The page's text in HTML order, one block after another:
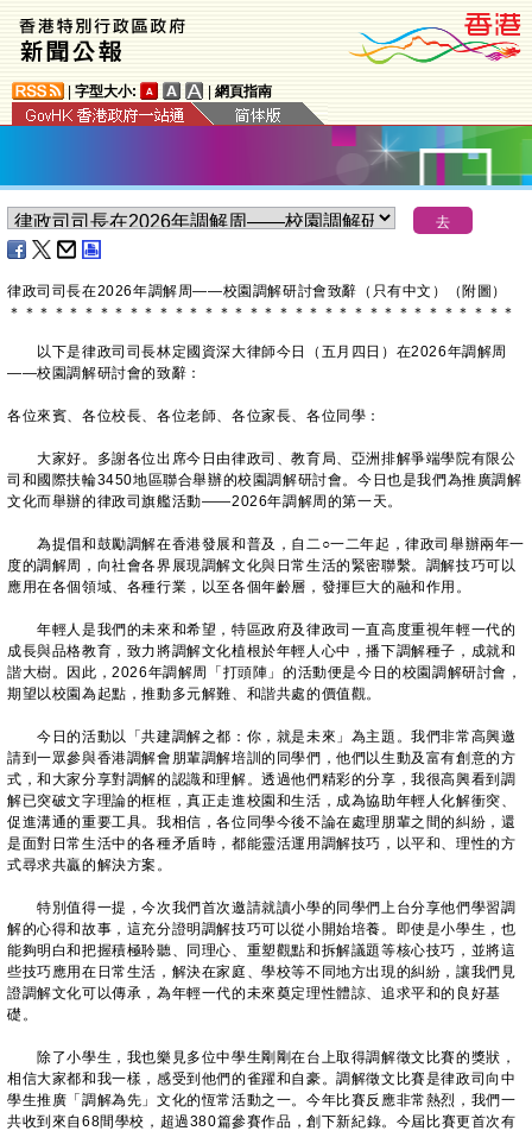
字型大小: 網頁指南
​律政司司長在2026年調解周——校園調解研討會致辭（只有中文）（附圖）
＊ ＊ ＊ ＊ ＊ ＊ ＊ ＊ ＊ ＊ ＊ ＊ ＊ ＊ ＊ ＊ ＊ ＊ ＊ ＊ ＊ ＊ ＊ ＊ ＊ ＊ ＊ ＊ ＊ ＊ ＊ ＊ ＊ ＊
以下是律政司司長林定國資深大律師今日（五月四日）在2026年調解周
——校園調解研討會的致辭：
各位來賓、各位校長、各位老師、各位家長、各位同學：
大家好。多謝各位出席今日由律政司、教育局、亞洲排解爭端學院有限公
司和國際扶輪3450地區聯合舉辦的校園調解研討會。今日也是我們為推廣調解
文化而舉辦的律政司旗艦活動——2026年調解周的第一天。
為提倡和鼓勵調解在香港發展和普及，自二○一二年起，律政司舉辦兩年一
度的調解周，向社會各界展現調解文化與日常生活的緊密聯繫。調解技巧可以
應用在各個領域、各種行業，以至各個年齡層，發揮巨大的融和作用。
年輕人是我們的未來和希望，特區政府及律政司一直高度重視年輕一代的
成長與品格教育，致力將調解文化植根於年輕人心中，播下調解種子，成就和
諧大樹。因此，2026年調解周「打頭陣」的活動便是今日的校園調解研討會，
期望以校園為起點，推動多元解難、和諧共處的價值觀。
今日的活動以「共建調解之都：你，就是未來」為主題。我們非常高興邀
請到一眾參與香港調解會朋輩調解培訓的同學們，他們以生動及富有創意的方
式，和大家分享對調解的認識和理解。透過他們精彩的分享，我很高興看到調
解已突破文字理論的框框，真正走進校園和生活，成為協助年輕人化解衝突、
促進溝通的重要工具。我相信，各位同學今後不論在處理朋輩之間的糾紛，還
是面對日常生活中的各種矛盾時，都能靈活運用調解技巧，以平和、理性的方
式尋求共贏的解決方案。
特別值得一提，今次我們首次邀請就讀小學的同學們上台分享他們學習調
解的心得和故事，這充分證明調解技巧可以從小開始培養。即使是小學生，也
能夠明白和把握積極聆聽、同理心、重塑觀點和拆解議題等核心技巧，並將這
些技巧應用在日常生活，解決在家庭、學校等不同地方出現的糾紛，讓我們見
證調解文化可以傳承，為年輕一代的未來奠定理性體諒、追求平和的良好基
礎。
除了小學生，我也樂見多位中學生剛剛在台上取得調解徵文比賽的獎狀，
相信大家都和我一樣，感受到他們的雀躍和自豪。調解徵文比賽是律政司向中
學生推廣「調解為先」文化的恆常活動之一。今年比賽反應非常熱烈，我們一
共收到來自68間學校，超過380篇參賽作品，創下新紀錄。今屆比賽更首次有